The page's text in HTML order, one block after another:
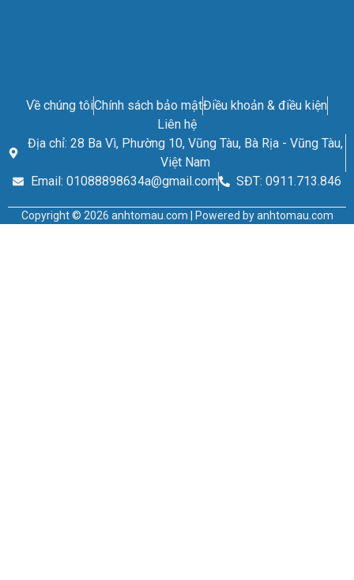
Về chúng tôiChính sách bảo mậtĐiều khoản & điều kiện
Liên hệ
Địa chỉ: 28 Ba Vì, Phường 10, Vũng Tàu, Bà Rịa - Vũng Tàu,
Việt Nam
Email: 01088898634a@gmail.com
SĐT: 0911.713.846
Copyright © 2026 anhtomau.com | Powered by anhtomau.com